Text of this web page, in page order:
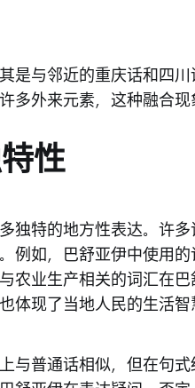
是与邻近的重庆话和四
多外来元素，这种融合
性
独特的地方性表达。许
例如，巴舒亚伊中使用
农业生产相关的词汇在
体现了当地人民的生活智
与普通话相似，但在句